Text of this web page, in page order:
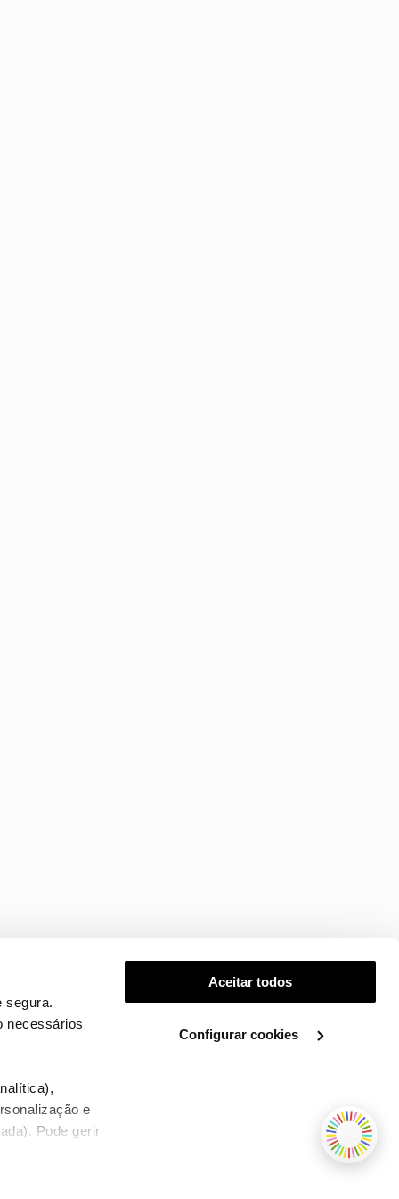
segura.
necessários
e
Pode gerir
Aceitar todos
Configurar cookies